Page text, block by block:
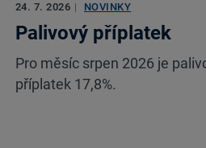
24. 7. 2026 | NOVINKY
Palivový příplatek
Pro měsíc srpen 2026 je
příplatek 17,8%.